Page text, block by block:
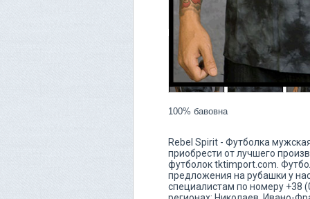
100% бавовна
Rebel Spirit - Футболка
приобрести от лучшего
футболок tktimport.com.
предложения на рубашки у
специалистам по номеру +38